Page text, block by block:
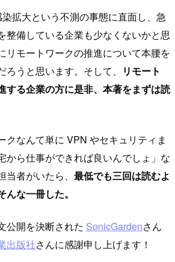
拡大という不測の事態に直面し、急
整備している企業も少なくないかと思
リモートワークの推進について本腰を
うと思います。そして、
リモート
する企業の方に是非、本著をまずは読
クなんて単に VPN やセキュリティま
から仕事ができれば良いんでしょ」な
者がいたら、 最低でも三回は読むよ
な一冊した。
公開を決断された SonicGardenさん
出版社さんに感謝申し上げます！